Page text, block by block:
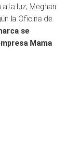
la luz, Meghan
la Oficina de
se
Mama